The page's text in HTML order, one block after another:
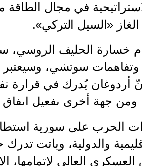
في مجال
«السيل التركي».
خسارة الحليف الروسي،
وتفاهمات سوتشي، وسيعتبر
أردوغان يُدرك في قرارة
جهة أخرى تفعيل
الحرب على سورية
والدولية، وباتت
العالي لإتمامها،